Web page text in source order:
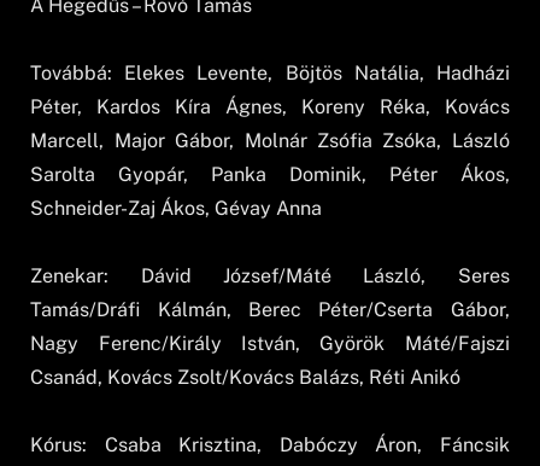
A Hegedűs – Rovó Tamás
Továbbá: Elekes Levente, Böjtös Natália, Hadházi
Péter, Kardos Kíra Ágnes, Koreny Réka, Kovács
Marcell, Major Gábor, Molnár Zsófia Zsóka, László
Sarolta Gyopár, Panka Dominik, Péter Ákos,
Schneider-Zaj Ákos, Gévay Anna
Zenekar: Dávid József/Máté László, Seres
Tamás/Dráfi Kálmán, Berec Péter/Cserta Gábor,
Nagy Ferenc/Király István, Györök Máté/Fajszi
Csanád, Kovács Zsolt/Kovács Balázs, Réti Anikó
Kórus: Csaba Krisztina, Dabóczy Áron, Fáncsik